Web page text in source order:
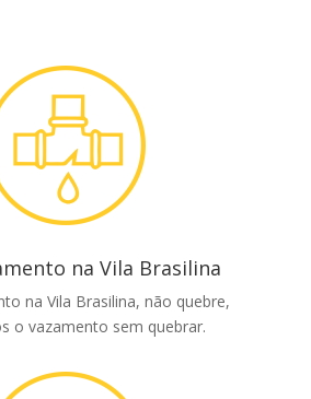
na Vila Brasilina
na Vila Brasilina, não quebre,
o vazamento sem quebrar.